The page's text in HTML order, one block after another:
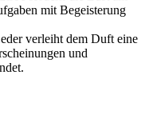
mit Begeisterung
verleiht dem Duft eine
und